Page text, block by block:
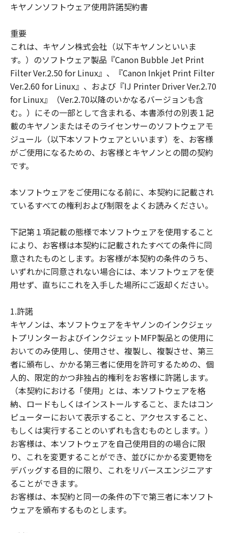
キヤノンソフトウェア使用許諾契約書
重要
これは、キヤノン株式会社（以下キヤノンといいま
す。）のソフトウェア製品『Canon Bubble Jet Print
Filter Ver.2.50 for Linux』、『Canon Inkjet Print Filter
Ver.2.60 for Linux』、および『IJ Printer Driver Ver.2.70
for Linux』（Ver.2.70以降のいかなるバージョンも含
む。）にその一部として含まれる、本書添付の別表１記
載のキヤノンまたはそのライセンサーのソフトウェアモ
ジュール（以下本ソフトウェアといいます）を、お客様
がご使用になるための、お客様とキヤノンとの間の契約
です。
本ソフトウェアをご使用になる前に、本契約に記載され
ているすべての権利および制限をよくお読みください。
下記第１項記載の態様で本ソフトウェアを使用すること
により、お客様は本契約に記載されたすべての条件に同
意されたものとします。お客様が本契約の条件のうち、
いずれかに同意されない場合には、本ソフトウェアを使
用せず、直ちにこれを入手した場所にご返却ください。
1.許諾
キヤノンは、本ソフトウェアをキヤノンのインクジェッ
トプリンターおよびインクジェットMFP製品との使用に
おいてのみ使用し、使用させ、複製し、複製させ、第三
者に頒布し、かかる第三者に使用を許可するための、個
人的、限定的かつ非独占的権利をお客様に許諾します。
（本契約における「使用」とは、本ソフトウェアを格
納、ロードもしくはインストールすること、またはコン
ピューターにおいて表示すること、アクセスすること、
もしくは実行することのいずれも含むものとします。）
お客様は、本ソフトウェアを自己使用目的の場合に限
り、これを変更することができ、並びにかかる変更物を
デバッグする目的に限り、これをリバースエンジニアす
ることができます。
お客様は、本契約と同一の条件の下で第三者に本ソフト
ウェアを頒布するものとします。